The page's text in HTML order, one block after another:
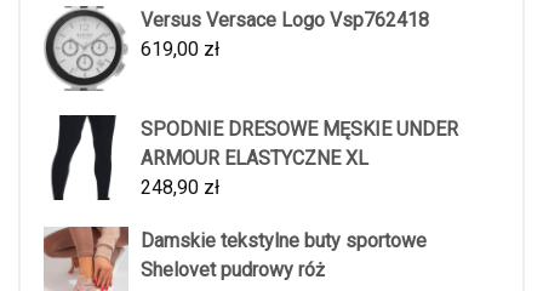
Versus Versace Logo Vsp762418
619,00 zł
SPODNIE DRESOWE MĘSKIE UNDER
ARMOUR ELASTYCZNE XL
248,90 zł
Damskie tekstylne buty sportowe
Shelovet pudrowy róż